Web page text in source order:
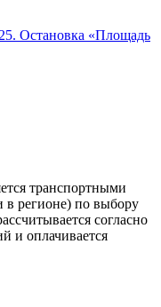
Остановка «Площадь
транспортными
регионе) по выбору
согласно
и оплачивается